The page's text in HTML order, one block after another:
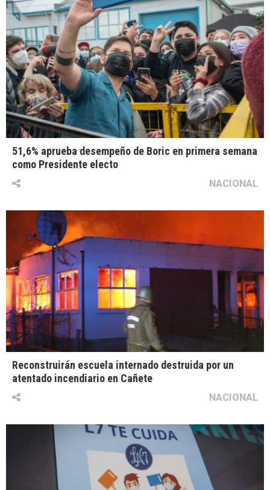
51,6% aprueba desempeño de Boric en primera semana
como Presidente electo
NACIONAL
Reconstruirán escuela internado destruida por un
atentado incendiario en Cañete
NACIONAL